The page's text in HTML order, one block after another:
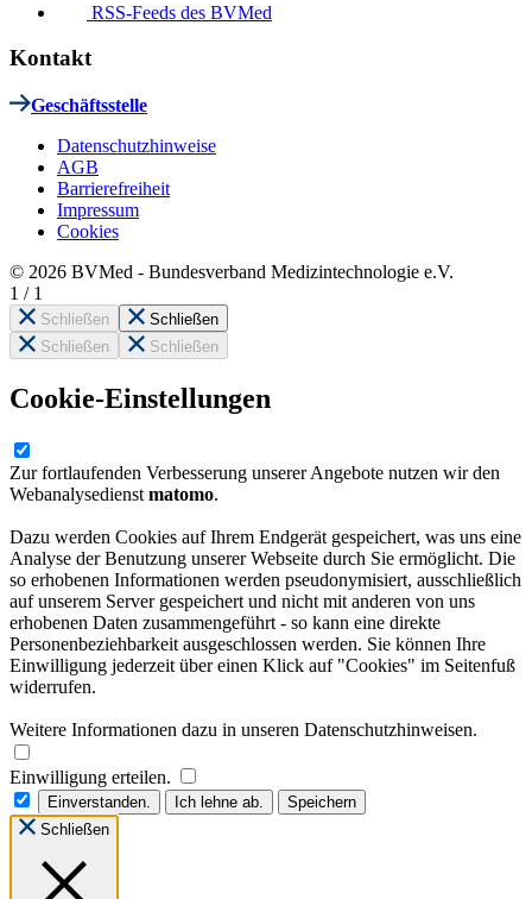
RSS-Feeds des BVMed
Kontakt
Geschäftsstelle
Datenschutzhinweise
AGB
Barrierefreiheit
Impressum
Cookies
© 2026 BVMed - Bundesverband Medizintechnologie e.V.
1 / 1
Schließen
Schließen
Schließen
Schließen
Cookie-Einstellungen
Zur fortlaufenden Verbesserung unserer Angebote nutzen wir den
Webanalysedienst matomo.
Dazu werden Cookies auf Ihrem Endgerät gespeichert, was uns eine
Analyse der Benutzung unserer Webseite durch Sie ermöglicht. Die
so erhobenen Informationen werden pseudonymisiert, ausschließlich
auf unserem Server gespeichert und nicht mit anderen von uns
erhobenen Daten zusammengeführt - so kann eine direkte
Personenbeziehbarkeit ausgeschlossen werden. Sie können Ihre
Einwilligung jederzeit über einen Klick auf "Cookies" im Seitenfuß
widerrufen.
Weitere Informationen dazu in unseren Datenschutzhinweisen.
Einwilligung erteilen.
Einverstanden. Ich lehne ab.
Speichern
Schließen